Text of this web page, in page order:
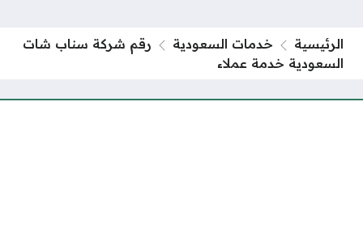
الرئيسية خدمات السعودية
رقم شركة سناب شات
السعودية خدمة عملاء